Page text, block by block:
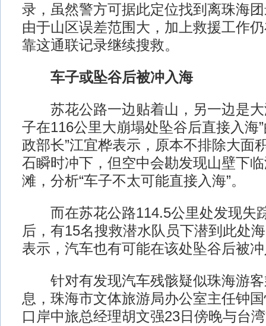
录，虽然警方可据此定位找到离珠海
由于山区误差范围大，加上救援工作
靠这通联记录继续搜救。
车子或坠谷后被冲入海
苏花公路一边贴着山，另一边是大
子在116公里大崩塌处坠谷后直接入海
政部长”江宜桦表示，原本不排除大面
石瞬时冲下，但空中会勘发现山壁下
滩，分析“车子不太可能直接入海”。
而在苏花公路114.5公里处发现失
后，有15名搜救潜水队员下潜到此处
表示，汽车也有可能在该处坠谷后被
针对有发现汽车残骸疑似珠海游客
息，珠海市文体旅游局办公室主任钟
口岸中旅总经理胡文强23日傍晚与台